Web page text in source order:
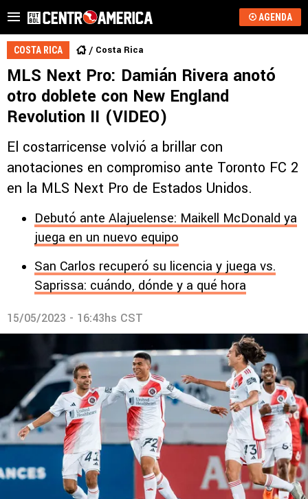
AGENDA
COSTA RICA Costa Rica
MLS Next Pro: Damián Rivera anotó
otro doblete con New England
Revolution II (VIDEO)
El costarricense volvió a brillar con
anotaciones en compromiso ante Toronto FC 2
en la MLS Next Pro de Estados Unidos.
Debutó ante Alajuelense: Maikell McDonald ya
juega en un nuevo equipo
San Carlos recuperó su licencia y juega vs.
Saprissa: cuándo, dónde y a qué hora
15/05/2023 - 16:43hs CST